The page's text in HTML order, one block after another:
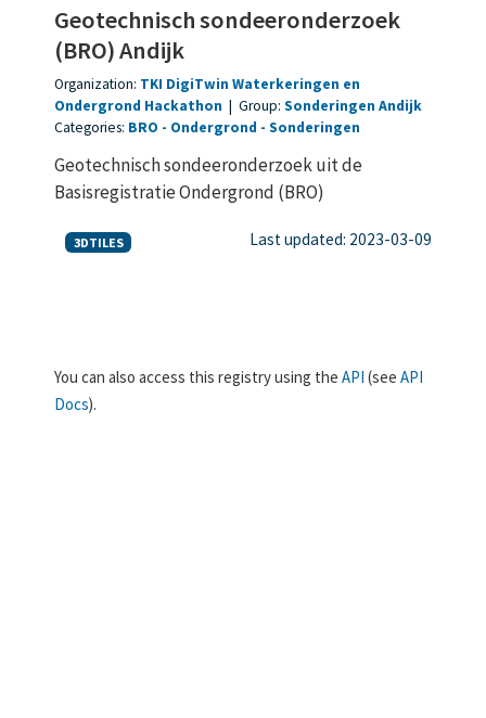
Geotechnisch sondeeronderzoek
(BRO) Andijk
Organization: TKI DigiTwin Waterkeringen en
Ondergrond Hackathon | Group: Sonderingen Andijk
Categories: BRO Ondergrond Sonderingen
Geotechnisch sondeeronderzoek uit de
Basisregistratie Ondergrond (BRO)
3DTILES Last updated: 2023-03-09
You can also access this registry using the API (see API
Docs).